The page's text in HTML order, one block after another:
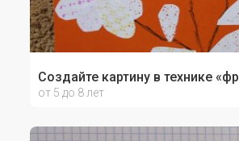
Создайте картину в технике
от 5 до 8 лет